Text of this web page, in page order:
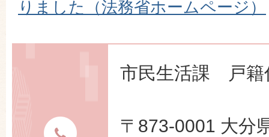
りました（法務省ホームページ）
市民生活課 戸籍
〒873-0001 大分